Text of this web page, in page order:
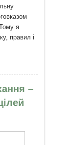
я
правил і
10
життя
–